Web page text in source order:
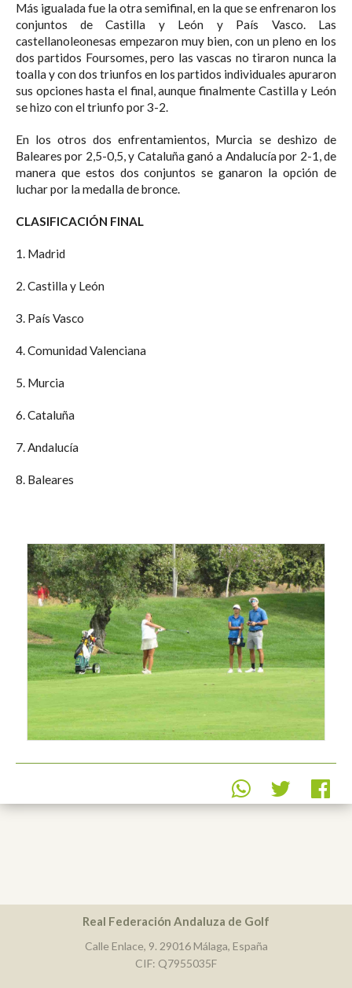
Más igualada fue la otra semifinal, en la que se enfrenaron los
conjuntos de Castilla y León y País Vasco. Las
castellanoleonesas empezaron muy bien, con un pleno en los
dos partidos Foursomes, pero las vascas no tiraron nunca la
toalla y con dos triunfos en los partidos individuales apuraron
sus opciones hasta el final, aunque finalmente Castilla y León
se hizo con el triunfo por 3-2.
En los otros dos enfrentamientos, Murcia se deshizo de
Baleares por 2,5-0,5, y Cataluña ganó a Andalucía por 2-1, de
manera que estos dos conjuntos se ganaron la opción de
luchar por la medalla de bronce.
CLASIFICACIÓN FINAL
1. Madrid
2. Castilla y León
3. País Vasco
4. Comunidad Valenciana
5. Murcia
6. Cataluña
7. Andalucía
8. Baleares
Real Federación Andaluza de Golf
Calle Enlace, 9. 29016 Málaga, España
CIF: Q7955035F